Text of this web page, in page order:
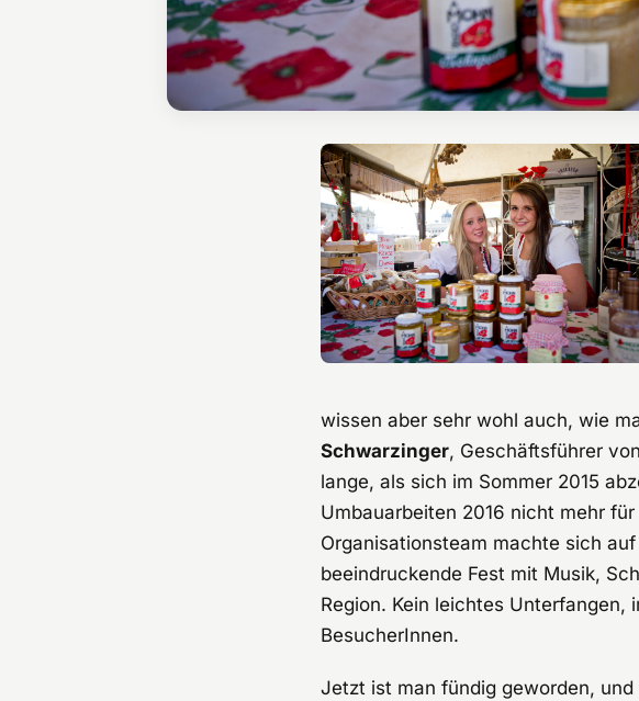
wissen aber sehr wohl auch, wie
Schwarzinger, Geschäftsführer
lange, als sich im Sommer 2015
Umbauarbeiten 2016 nicht mehr
Organisationsteam machte sich
beeindruckende Fest mit Musik,
Region. Kein leichtes
BesucherInnen.
Jetzt ist man fündig geworden,